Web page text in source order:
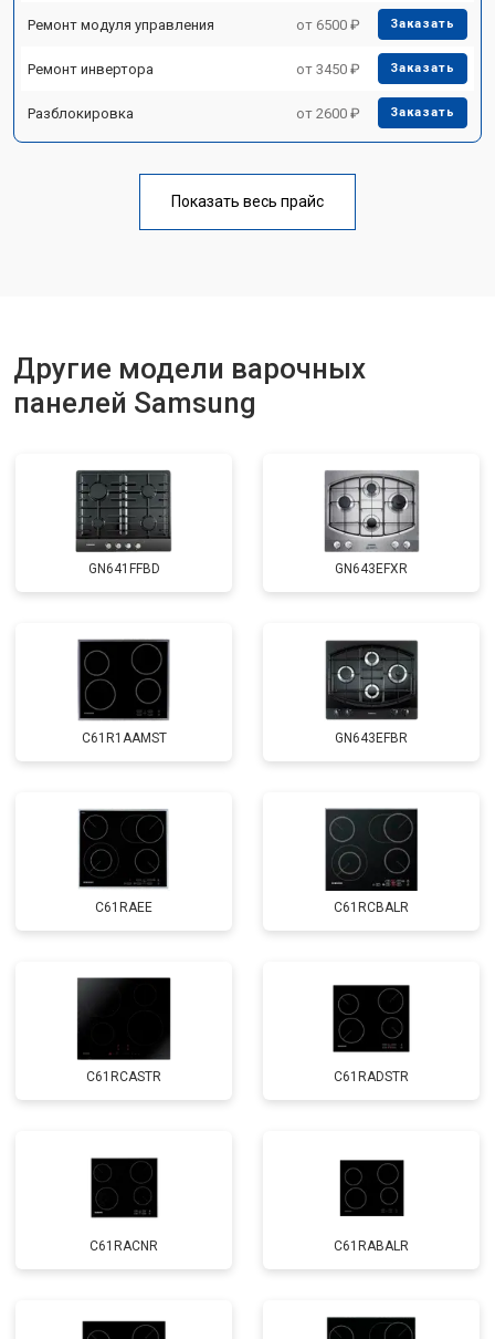
Ремонт модуля управления от 6500 ₽ Заказать
Ремонт инвертора от 3450 ₽ Заказать
Разблокировка от 2600 ₽ Заказать
Показать весь прайс
Другие модели варочных
панелей Samsung
GN641FFBD GN643EFXR
C61R1AAMST GN643EFBR
C61RAEE C61RCBALR
C61RCASTR C61RADSTR
C61RACNR C61RABALR